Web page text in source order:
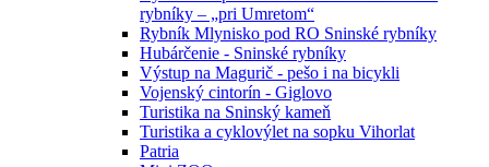
rybníky – „pri Umretom“
Rybník Mlynisko pod RO Sninské rybníky
Hubárčenie - Sninské rybníky
Výstup na Magurič - pešo i na bicykli
Vojenský cintorín - Giglovo
Turistika na Sninský kameň
Turistika a cyklovýlet na sopku Vihorlat
Patria